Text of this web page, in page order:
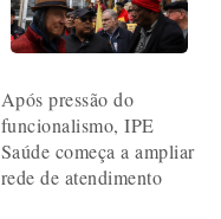
Após pressão do
funcionalismo, IPE
Saúde começa a ampliar
rede de atendimento